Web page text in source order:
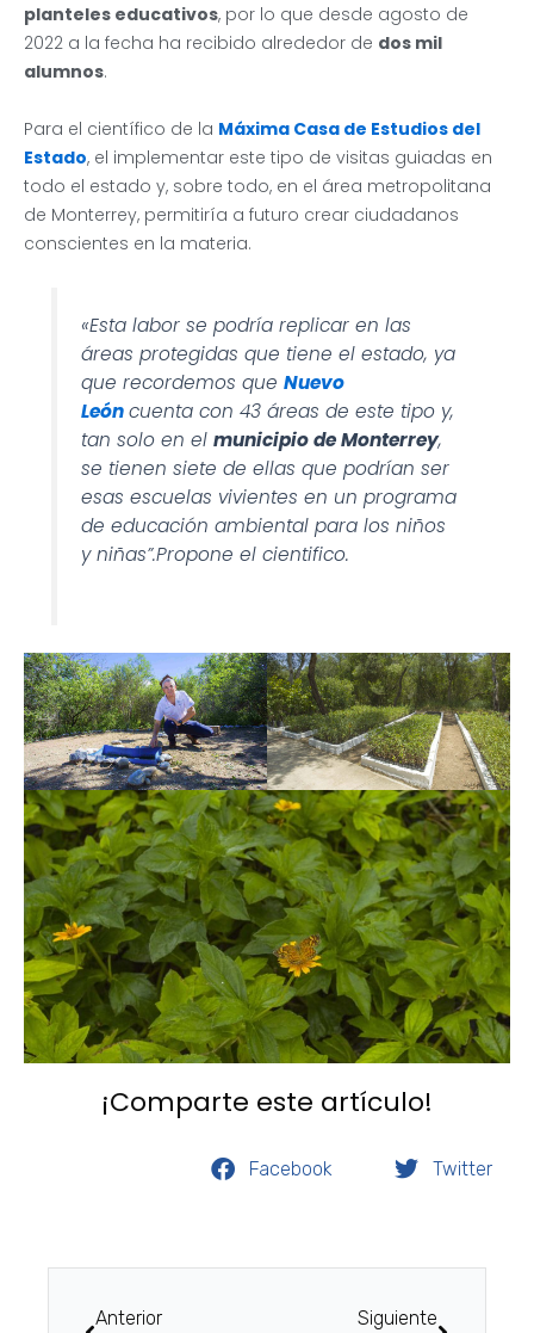
planteles educativos, por lo que desde agosto de
2022 a la fecha ha recibido alrededor de dos mil
alumnos.
Para el científico de la Máxima Casa de Estudios del
Estado, el implementar este tipo de visitas guiadas en
todo el estado y, sobre todo, en el área metropolitana
de Monterrey, permitiría a futuro crear ciudadanos
conscientes en la materia.
«Esta labor se podría replicar en las
áreas protegidas que tiene el estado, ya
que recordemos queNuevo
Leóncuenta con 43 áreas de este tipo y,
tan solo en elmunicipio de Monterrey,
se tienen siete de ellas que podrían ser
esas escuelas vivientes en un programa
de educación ambiental para los niños
y niñas”.Propone el cientifico.
¡Comparte este artículo!
Facebook Twitter
Anterior Siguiente